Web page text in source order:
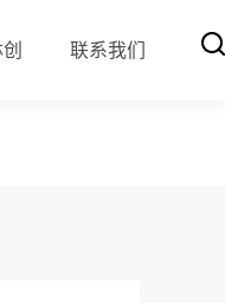
联系我们